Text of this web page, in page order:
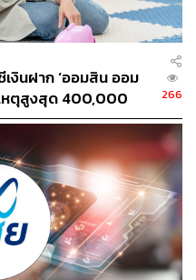
พุฒิ สุทธิวาทนฤพุฒิ
คล่อง
งินฝาก ‘ออมสิน ออม
หตุสูงสุด 400,000
[Advertorial]
266